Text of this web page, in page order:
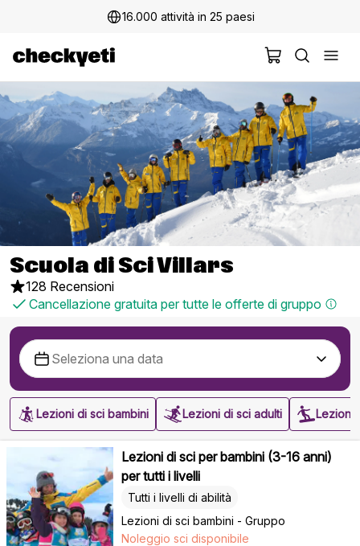
16.000 attività in 25 paesi
Scuola di Sci Villars
128 Recensioni
Cancellazione gratuita per tutte le offerte di gruppo
Lezioni di sci bambini Lezioni di sci adulti Lezioni
Lezioni di sci per bambini (3-16 anni)
per tutti i livelli
Lezioni di sci bambini - Gruppo
Tutti i livelli di abilità
Noleggio sci disponibile